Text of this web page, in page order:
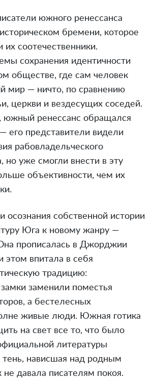
южного ренессанса
бремени, которое
соотечественники.
сохранения идентичности
обществе, где сам человек
мир — ничто, по сравнению
церкви и вездесущих соседей.
южный ренессанс обращался
его представители видели
рабовладельческого
но уже смогли внести в эту
объективности, чем их
осознания собственной истории
Юга к новому жанру —
прописалась в Джорджии
этом впитала в себя
традицию:
заменили поместья
а бестелесных
живые люди. Южная готика
на свет все то, что было
литературы
тень, нависшая над родным
не давала писателям покоя.